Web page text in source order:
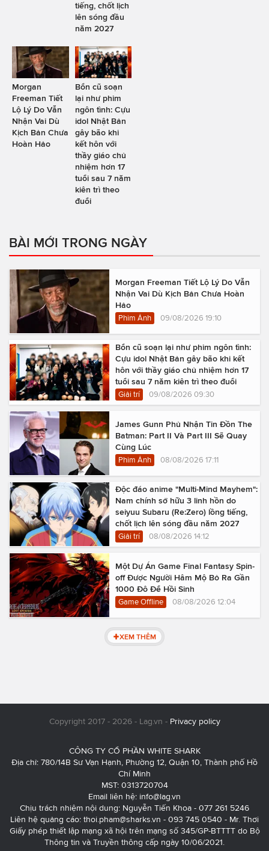
tiếng, chốt lịch
lên sóng đầu
năm 2027
Morgan
Freeman Tiết
Lộ Lý Do Vẫn
Nhận Vai Dù
Kịch Bản Chưa
Hoàn Hảo
Bổn cũ soạn
lại như phim
ngôn tình: Cựu
idol Nhật Bản
gây bão khi
kết hôn với
thầy giáo chủ
nhiệm hơn 17
tuổi sau 7 năm
kiên trì theo
đuổi
BÀI MỚI TRONG NGÀY
Morgan Freeman Tiết Lộ Lý Do Vẫn
Nhận Vai Dù Kịch Bản Chưa Hoàn
Hảo
Phim Ảnh 09/08/2026 19:10
Bổn cũ soạn lại như phim ngôn tình:
Cựu idol Nhật Bản gây bão khi kết
hôn với thầy giáo chủ nhiệm hơn 17
tuổi sau 7 năm kiên trì theo đuổi
Giải trí 09/08/2026 09:30
James Gunn Phủ Nhận Tin Đồn The
Batman: Part II Và Part III Sẽ Quay
Cùng Lúc
Phim Ảnh 08/08/2026 17:11
Độc đáo anime "Multi-Mind Mayhem":
Nam chính sở hữu 3 linh hồn do
seiyuu Subaru (Re:Zero) lồng tiếng,
chốt lịch lên sóng đầu năm 2027
Giải trí 08/08/2026 14:12
Một Dự Án Game Final Fantasy Spin-
off Được Người Hâm Mộ Bỏ Ra Gần
1000 Đô Để Hồi Sinh
Game Offline 08/08/2026 12:04
XEM THÊM
Copyright 2017 - 2026 - Lag.vn - Privacy policy
CÔNG TY CỔ PHẦN WHITE SHARK
Địa chỉ: 780/14B Sư Vạn Hạnh, Phường 12, Quận 10, Thành phố Hồ
Chí Minh
MST: 0313720704
Email liên hệ: info@lag.vn
Chịu trách nhiệm nội dung: Nguyễn Tiến Khoa - 077 261 5246
Liên hệ quảng cáo: thoi.pham@sharks.vn - 093 745 0540 - Mr. Thơi
Giấy phép thiết lập mạng xã hội trên mạng số 345/GP-BTTTT do Bộ
Thông tin và Truyền thông cấp ngày 10/06/2021.